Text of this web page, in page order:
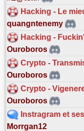
Hacking - Le
quangntenemy
Hacking -
Ouroboros
Crypto -
Ouroboros
Crypto -
Ouroboros
Instragram et
Morrgan12